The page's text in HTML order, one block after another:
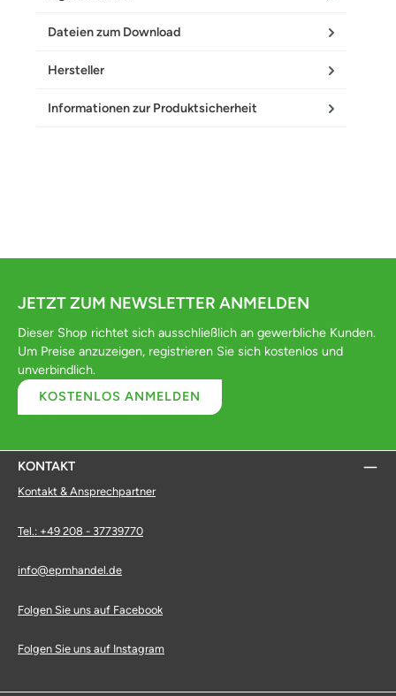
Dateien zum Download
Hersteller
Informationen zur Produktsicherheit
JETZT ZUM NEWSLETTER ANMELDEN
Dieser Shop richtet sich ausschließlich an gewerbliche Kunden.
Um Preise anzuzeigen, registrieren Sie sich kostenlos und
unverbindlich.
KOSTENLOS ANMELDEN
KONTAKT
Kontakt & Ansprechpartner
Tel.: +49 208 - 37739770
info@epmhandel.de
Folgen Sie uns auf Facebook
Folgen Sie uns auf Instagram